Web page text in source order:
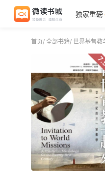
独家重磅
首页/ 全部书籍/ 世界基督教